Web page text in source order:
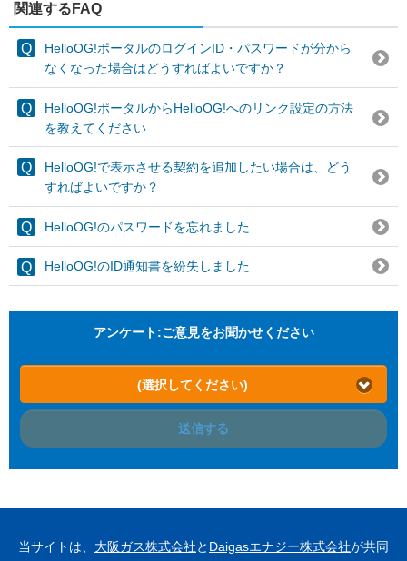
関連するFAQ
HelloOG!ポータルのログインID・パスワードが分から
なくなった場合はどうすればよいですか？
HelloOG!ポータルからHelloOG!へのリンク設定の方法
を教えてください
HelloOG!で表示させる契約を追加したい場合は、どう
すればよいですか？
HelloOG!のパスワードを忘れました
HelloOG!のID通知書を紛失しました
アンケート:ご意見をお聞かせください
(選択してください)
送信する
当サイトは、 大阪ガス株式会社と Daigasエナジー株式会社が共同